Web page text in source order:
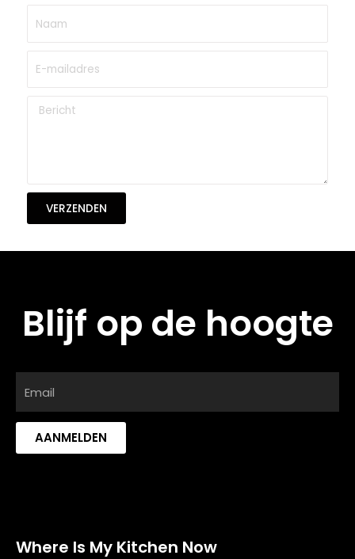
VERZENDEN
Blijf op de hoogte
AANMELDEN
Where Is My Kitchen Now